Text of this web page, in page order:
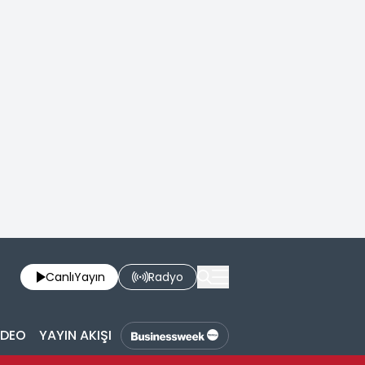
CanlıYayın Radyo
YAYIN AKIŞI